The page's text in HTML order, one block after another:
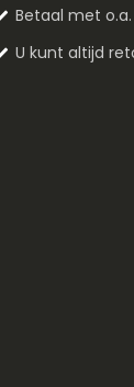
Betaal met
U kunt altijd